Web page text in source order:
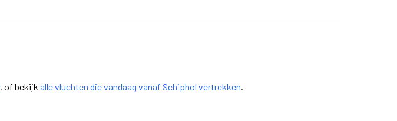
, of bekijk alle vluchten die vandaag vanaf Schiphol vertrekken.